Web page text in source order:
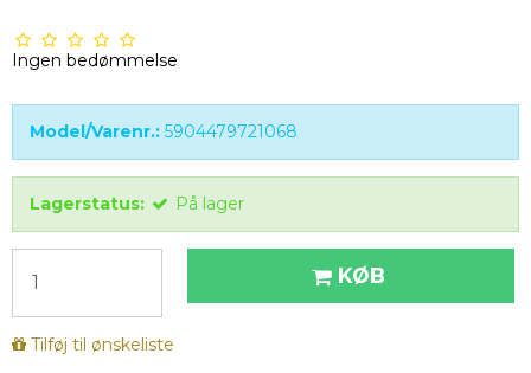
Ingen bedømmelse
Model/Varenr.: 5904479721068
Lagerstatus: På lager
KØB
Tilføj til ønskeliste